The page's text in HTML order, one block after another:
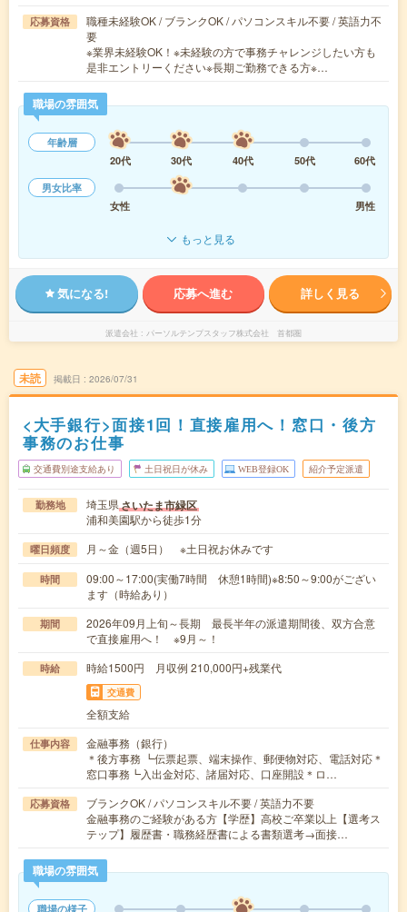
応募資格
職種未経験OK / ブランクOK / パソコンスキル不要 / 英語力不
要
※業界未経験OK！※未経験の方で事務チャレンジしたい方も
是非エントリーください※長期ご勤務できる方※…
職場の雰囲気
年齢層
20代
30代 40代 50代
60代
男女比率
女性
男性
もっと見る
気になる! 応募へ進む 詳しく見る
派遣会社 パーソルテンプスタッフ株式会社 首都圏
未読 掲載日 2026/07/31
<大手銀行>面接1回！直接雇用へ！窓口・後方
事務のお仕事
交通費別途支給あり 土日祝日が休み WEB登録OK 紹介予定派遣
勤務地 埼玉県さいたま市緑区
浦和美園駅から徒歩1分
曜日頻度 月～金（週5日） ※土日祝お休みです
時間
09:00～17:00(実働7時間 休憩1時間)※8:50～9:00がござい
ます（時給あり）
期間
2026年09月上旬～長期 最長半年の派遣期間後、双方合意
で直接雇用へ！ ※9月～！
時給 時給1500円 月収例 210,000円+残業代
交通費
全額支給
仕事内容
金融事務（銀行）
＊後方事務 ┗伝票起票、端末操作、郵便物対応、電話対応＊
窓口事務┗入出金対応、諸届対応、口座開設＊ロ…
応募資格
ブランクOK / パソコンスキル不要 / 英語力不要
金融事務のご経験がある方【学歴】高校ご卒業以上【選考ス
テップ】履歴書・職務経歴書による書類選考→面接…
職場の雰囲気
職場の様子